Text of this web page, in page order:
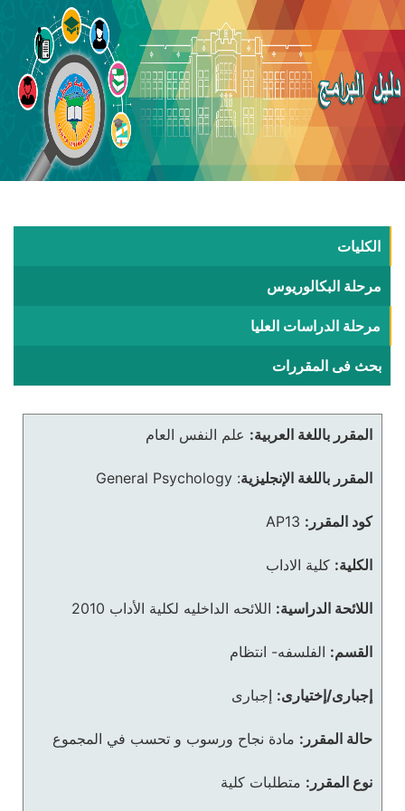
الكليات
مرحلة البكالوريوس
مرحلة الدراسات العليا
بحث فى المقررات
المقرر باللغة العربية: علم النفس العام
المقرر باللغة الإنجليزية:
General Psychology
كود المقرر: AP13
الكلية: كلية الاداب
اللائحة الدراسية: اللائحه الداخليه لكلية الأداب 2010
القسم: الفلسفه- انتظام
إجبارى/إختيارى: إجبارى
حالة المقرر: مادة نجاح ورسوب و تحسب في المجموع
نوع المقرر: متطلبات كلية